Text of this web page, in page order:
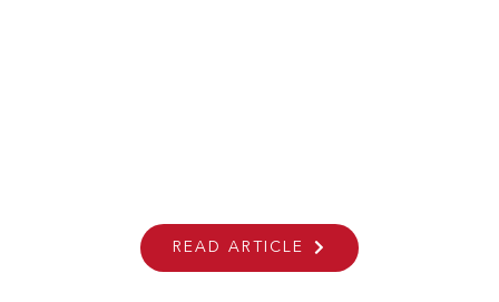
READ ARTICLE